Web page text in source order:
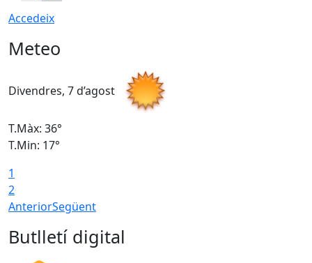
Accedeix
Meteo
Divendres, 7 d’agost
T.Màx: 36°
T.Min: 17°
1
2
AnteriorSegüent
Butlletí digital